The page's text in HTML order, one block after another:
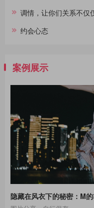
调情，让你们关系不仅
约会心态
案例展示
隐藏在风衣下的秘密：M